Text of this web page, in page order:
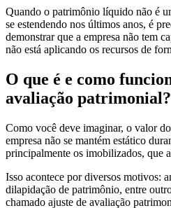
Quando o patrimônio líquido não é
se estendendo nos últimos anos, é
demonstrar que a empresa não tem
não está aplicando os recursos de
O que é e como
avaliação patrimonial?
Como você deve imaginar, o valor
empresa não se mantém estático
principalmente os imobilizados, que
Isso acontece por diversos motivos:
dilapidação de patrimônio, entre
chamado ajuste de avaliação